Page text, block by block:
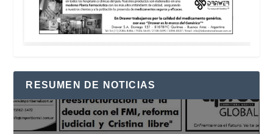
RESUMEN DE NOTICIAS
Reproductor
de
vídeo